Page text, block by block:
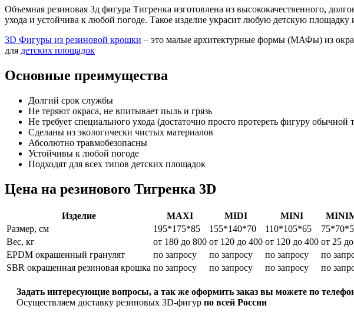
Объемная резиновая 3д фигура Тигренка изготовлена из высококачественного,
ухода и устойчива к любой погоде. Такое изделие украсит любую детскую площадку
3D Фигуры из резиновой крошки – это малые архитектурные формы (МАФы) из
для детских площадок
Основные преимущества
Долгий срок службы
Не теряют окраса, не впитывает пыль и грязь
Не требует специального ухода (достаточно просто протереть фигуру обычной
Сделаны из экологически чистых материалов
Абсолютно травмобезопасны
Устойчивы к любой погоде
Подходят для всех типов детских площадок
Цена на резинового Тигренка 3D
Изделие MAXI MIDI MINI
Размер, см
195*175*85 155*140*70 110*105*65
Вес, кг
от 180 до 800 от 120 до 400 от 120 до 400 от 25
EPDM окрашенный гранулят
по запросу по запросу по запросу
по
SBR окрашенная резиновая крошка по запросу по запросу по запросу по
Задать интересующие вопросы, а так же оформить заказ вы можете по
Осуществляем доставку резиновых 3D-фигур по всей России